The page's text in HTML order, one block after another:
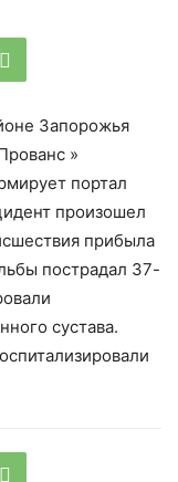
Запорожья
»
портал
произошел
прибыла
пострадал 37-
сустава.